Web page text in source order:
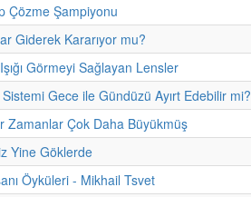
Çözme Şampiyonu
Giderek Kararıyor mu?
Görmeyi Sağlayan Lensler
Sistemi Gece ile Gündüzü Ayırt Edebilir mi?
Zamanlar Çok Daha Büyükmüş
Yine Göklerde
Öyküleri - Mikhail Tsvet